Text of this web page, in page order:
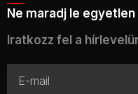
Ne maradj le
Iratkozz fel a